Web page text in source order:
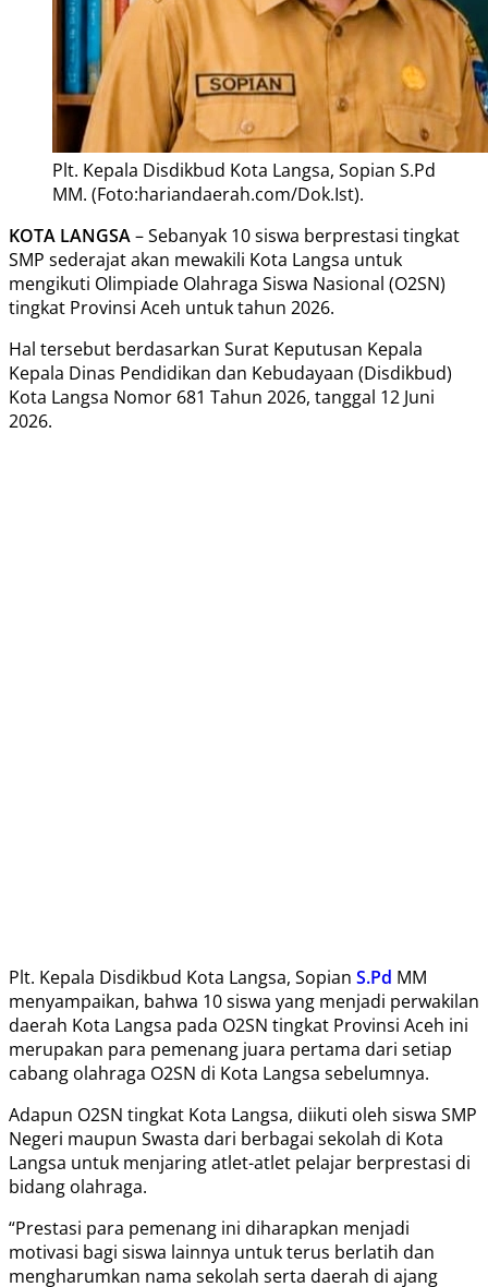
Plt. Kepala Disdikbud Kota Langsa, Sopian S.Pd
MM. (Foto:hariandaerah.com/Dok.Ist).
KOTA LANGSA– Sebanyak 10 siswa berprestasi tingkat
SMP sederajat akan mewakili Kota Langsa untuk
mengikuti Olimpiade Olahraga Siswa Nasional (O2SN)
tingkat Provinsi Aceh untuk tahun 2026.
Hal tersebut berdasarkan Surat Keputusan Kepala
Kepala Dinas Pendidikan dan Kebudayaan (Disdikbud)
Kota Langsa Nomor 681 Tahun 2026, tanggal 12 Juni
2026.
Plt. Kepala Disdikbud Kota Langsa, Sopian S.Pd MM
menyampaikan, bahwa 10 siswa yang menjadi perwakilan
daerah Kota Langsa pada O2SN tingkat Provinsi Aceh ini
merupakan para pemenang juara pertama dari setiap
cabang olahraga O2SN di Kota Langsa sebelumnya.
Adapun O2SN tingkat Kota Langsa, diikuti oleh siswa SMP
Negeri maupun Swasta dari berbagai sekolah di Kota
Langsa untuk menjaring atlet-atlet pelajar berprestasi di
bidang olahraga.
“Prestasi para pemenang ini diharapkan menjadi
motivasi bagi siswa lainnya untuk terus berlatih dan
mengharumkan nama sekolah serta daerah di ajang